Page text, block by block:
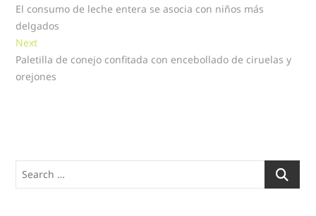
de
entradas
post:
El consumo de leche entera se asocia con niños más
delgados
NextNext
post:
Paletilla de conejo confitada con encebollado de ciruelas y
orejones
Search
…